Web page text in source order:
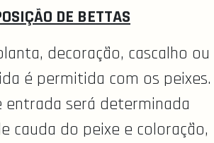
DE BETTAS
decoração, cascalho ou
é permitida com os peixes.
entrada será determinada
cauda do peixe e coloração,